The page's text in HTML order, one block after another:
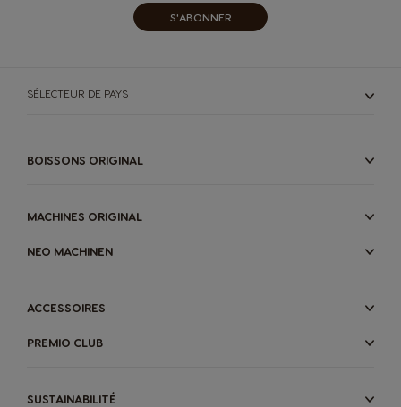
S'ABONNER
SÉLECTEUR DE PAYS
BOISSONS ORIGINAL
MACHINES ORIGINAL
NEO MACHINEN
ACCESSOIRES
PREMIO CLUB
SUSTAINABILITÉ